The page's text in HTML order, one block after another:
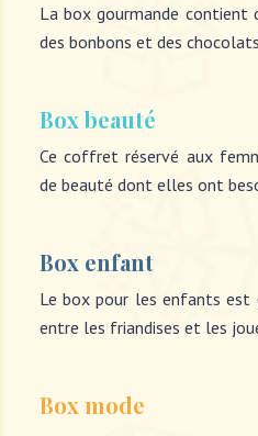
La box gourmande contient
des bonbons et des
Box beauté
Ce coffret réservé aux
de beauté dont elles ont
Box enfant
Le box pour les enfants est
entre les friandises et les
Box mode